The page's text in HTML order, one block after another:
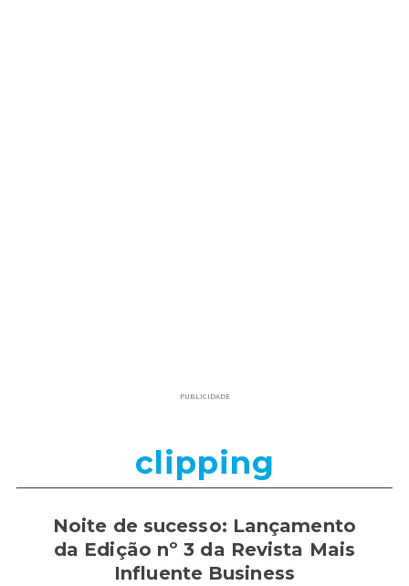
PUBLICIDADE
clipping
Noite de sucesso: Lançamento
da Edição nº 3 da Revista Mais
Influente Business